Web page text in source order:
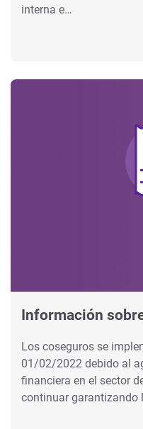
interna e…
Información
Los coseguros se
01/02/2022 debido al
financiera en el sector
continuar garantizando